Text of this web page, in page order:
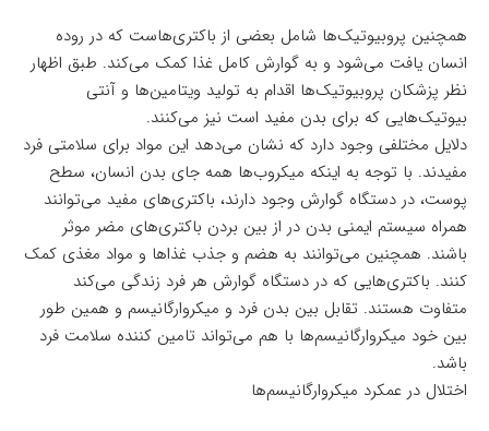
همچنین پروبیوتیک‌ها شامل بعضی از باکتری‌هاست که در روده
انسان یافت می‌شود و به گوارش کامل غذا کمک می‌کند. طبق اظهار
نظر پزشکان پروبیوتیک‌ها اقدام به تولید ویتامین‌ها و آنتی
بیوتیک‌هایی که برای بدن مفید است نیز می‌کنند.
دلایل مختلفی وجود دارد که نشان می‌دهد این مواد برای سلامتی فرد
مفیدند. با توجه به اینکه میکروب‌ها همه جای بدن انسان، سطح
پوست، در دستگاه گوارش وجود دارند، باکتری‌های مفید می‌توانند
همراه سیستم ایمنی بدن در از بین بردن باکتری‌های مضر موثر
باشند. همچنین می‌توانند به هضم و جذب غذاها و مواد مغذی کمک
کنند. باکتری‌هایی که در دستگاه گوارش هر فرد زندگی می‌کند
متفاوت هستند. تقابل بین بدن فرد و میکروارگانیسم و همین طور
بین خود میکروارگانیسم‌ها با هم می‌تواند تامین کننده سلامت فرد
باشد.
اختلال در عمکرد میکروارگانیسم‌ها